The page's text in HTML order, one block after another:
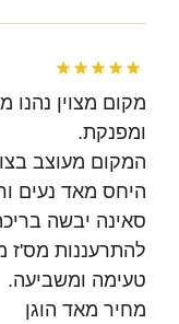
ומפנקת.
המקום מעוצב
היחס מאד נעים
סאינה יבשה
להתרעננות מס'ז
טעימה ומשביעה.
מחיר מאד הוגן